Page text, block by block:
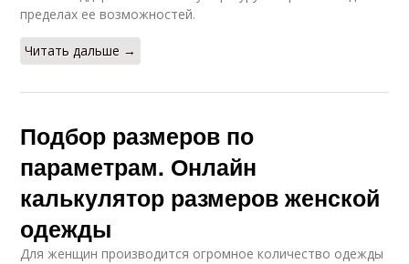
пределах ее возможностей.
Читать дальше →
Подбор размеров по
параметрам. Онлайн
калькулятор размеров женской
одежды
Для женщин производится огромное количество одежды